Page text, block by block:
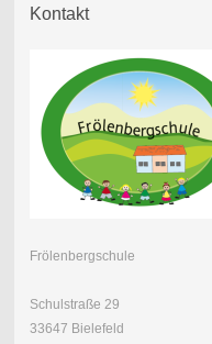
Kontakt
Frölenbergschule
Schulstraße 29
33647 Bielefeld